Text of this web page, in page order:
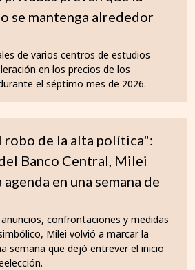
se mantenga alrededor
de varios centros de estudios
en los precios de los
el séptimo mes de 2026.
robo de la alta política":
Banco Central, Milei
en una semana de
confrontaciones y medidas
Milei volvió a marcar la
semana que dejó entrever el inicio